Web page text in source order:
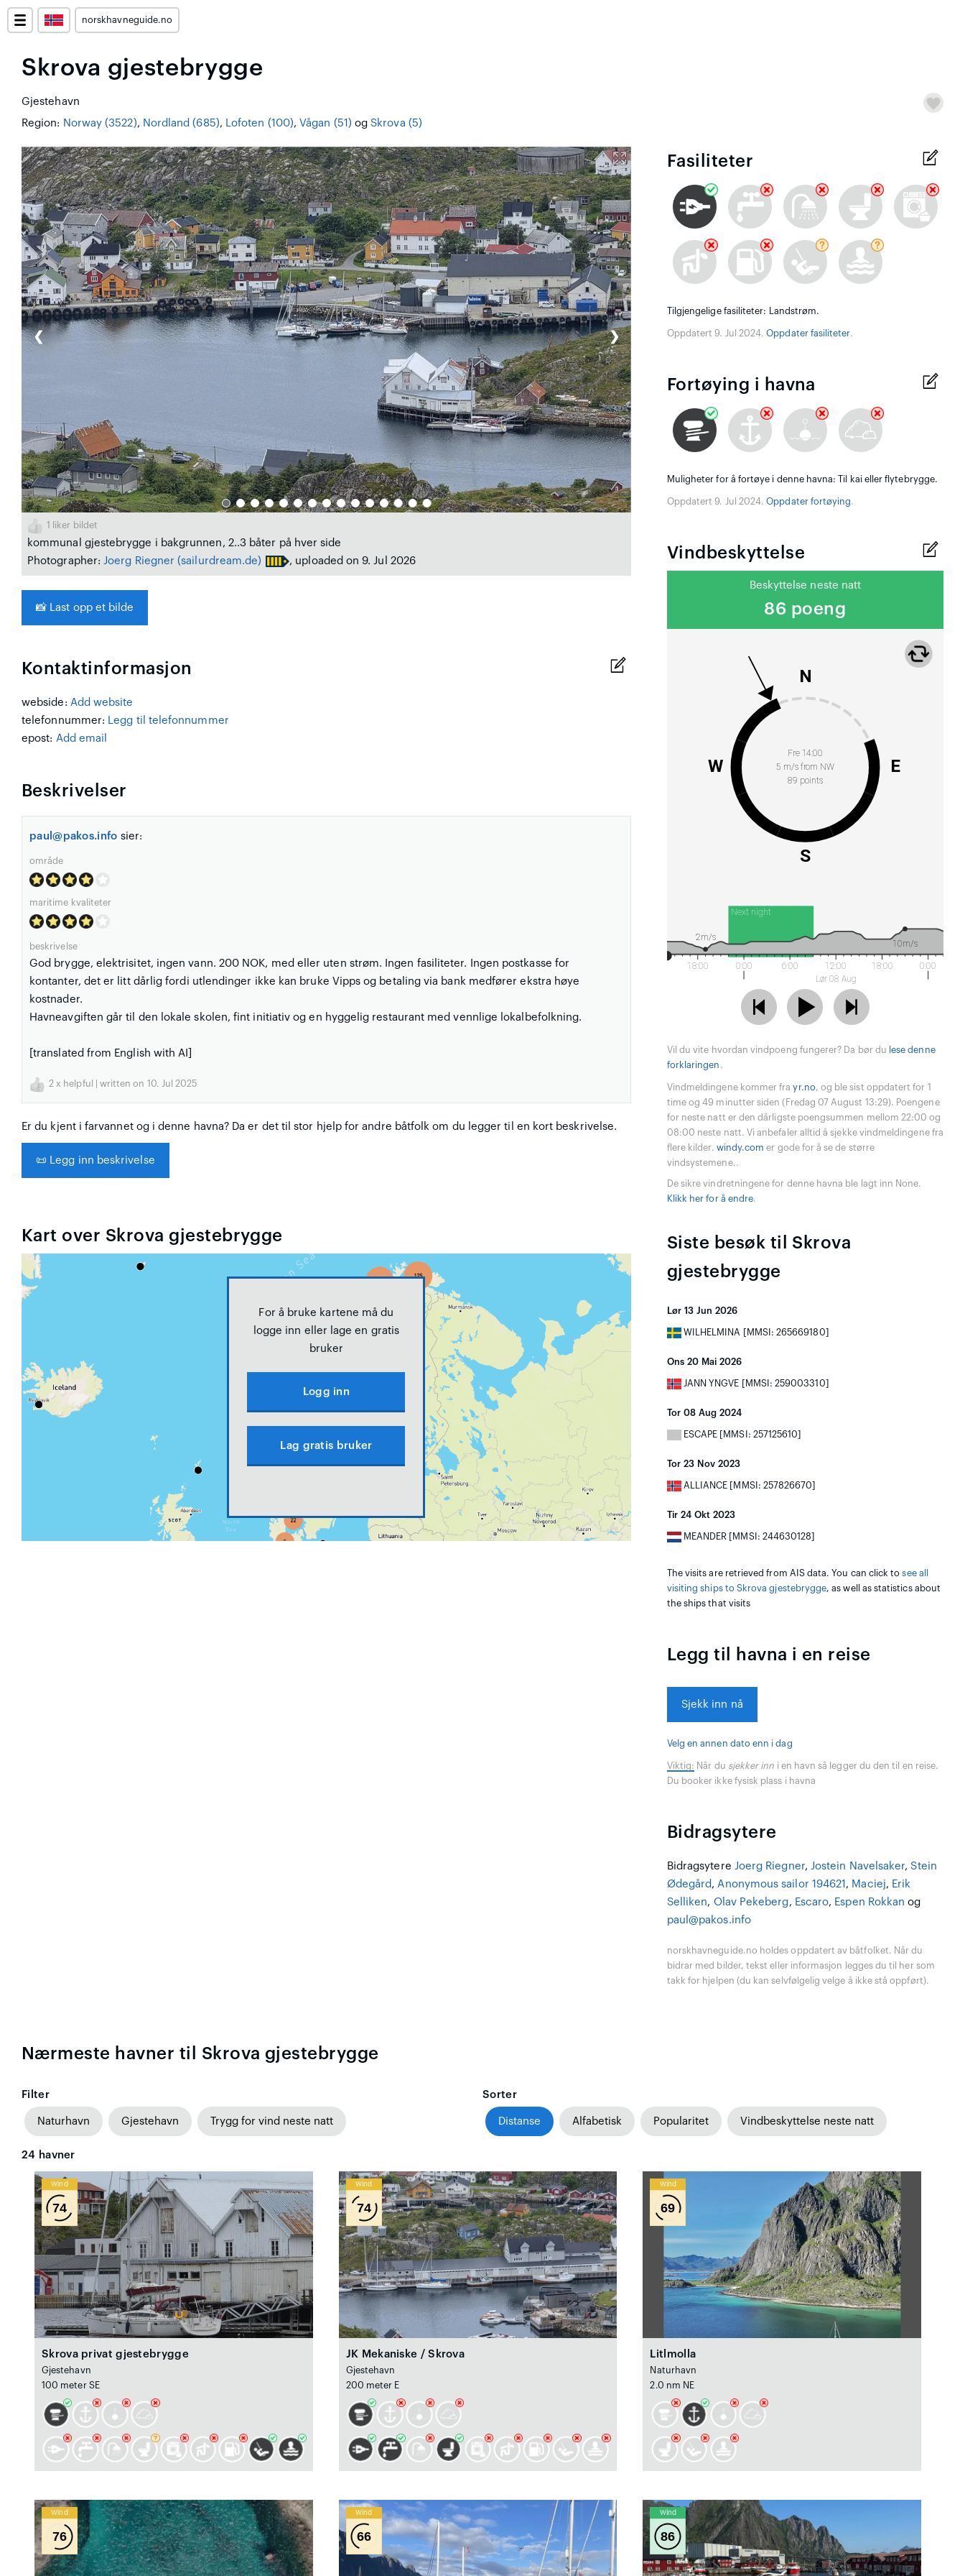
norskhavneguide.no
Skrova gjestebrygge
Gjestehavn
Region: Norway (3522), Nordland (685), Lofoten (100), Vågan (51) og Skrova (5)
❮ ❯
1 liker bildet
kommunal gjestebrygge i bakgrunnen, 2..3 båter på hver side
Photographer:Joerg Riegner (sailurdream.de) , uploaded on 9. Jul 2026
📸 Last opp et bilde
Kontaktinformasjon
webside: Add website
telefonnummer: Legg til telefonnummer
epost: Add email
Beskrivelser
paul@pakos.info sier:
område
maritime kvaliteter
beskrivelse
God brygge, elektrisitet, ingen vann. 200 NOK, med eller uten strøm. Ingen fasiliteter. Ingen postkasse for
kontanter, det er litt dårlig fordi utlendinger ikke kan bruke Vipps og betaling via bank medfører ekstra høye
kostnader.
Havneavgiften går til den lokale skolen, fint initiativ og en hyggelig restaurant med vennlige lokalbefolkning.
[translated from English with AI]
2 x helpful | written on 10. Jul 2025
Er du kjent i farvannet og i denne havna? Da er det til stor hjelp for andre båtfolk om du legger til en kort beskrivelse.
📜 Legg inn beskrivelse
Kart over Skrova gjestebrygge
For å bruke kartene må du
logge inn eller lage en gratis
bruker
Logg inn
Lag gratis bruker
Fasiliteter
Tilgjengelige fasiliteter: Landstrøm.
Oppdatert 9. Jul 2024.Oppdater fasiliteter.
Fortøying i havna
Muligheter for å fortøye i denne havna: Til kai eller flytebrygge.
Oppdatert 9. Jul 2024.Oppdater fortøying.
Vindbeskyttelse
Beskyttelse neste natt
86 poeng
Fre 14:00
5 m/s from NW
89 points
N
E
S
W
Next night
18:00 0:00 6:00
12:00
Lør 08 Aug
18:00 0:00
10m/s
2m/s
Vil du vite hvordan vindpoeng fungerer? Da bør du lese denne
forklaringen .
Vindmeldingene kommer frayr.no, og ble sist oppdatert for 1
time og 49 minutter siden (Fredag 07 August 13:29). Poengene
for neste natt er den dårligste poengsummen mellom 22:00 og
08:00 neste natt. Vi anbefaler alltid å sjekke vindmeldingene fra
flere kilder. windy.com er gode for å se de større
vindsystemene..
De sikre vindretningene for denne havna ble lagt inn None.
Klikk her for å endre.
Siste besøk til Skrova
gjestebrygge
Lør 13 Jun 2026
WILHELMINA [MMSI: 265669180]
Ons 20 Mai 2026
JANN YNGVE [MMSI: 259003310]
Tor 08 Aug 2024
ESCAPE [MMSI: 257125610]
Tor 23 Nov 2023
ALLIANCE [MMSI: 257826670]
Tir 24 Okt 2023
MEANDER [MMSI: 244630128]
The visits are retrieved from AIS data. You can click tosee all
visiting ships to Skrova gjestebrygge, as well as statistics about
the ships that visits
Legg til havna i en reise
Sjekk inn nå
Velg en annen dato enn i dag
Viktig: Når du sjekker inn i en havn så legger du den til en reise.
Du booker ikke fysisk plass i havna
Bidragsytere
Bidragsytere Joerg Riegner, Jostein Navelsaker, Stein
Ødegård , Anonymous sailor 194621 , Maciej, Erik
Selliken, Olav Pekeberg, Escaro, Espen Rokkan og
paul@pakos.info
norskhavneguide.no holdes oppdatert av båtfolket. Når du
bidrar med bilder, tekst eller informasjon legges du til her som
takk for hjelpen (du kan selvfølgelig velge å ikke stå oppført).
Nærmeste havner til Skrova gjestebrygge
Filter
Naturhavn Gjestehavn Trygg for vind neste natt
Sorter
Distanse Alfabetisk Popularitet Vindbeskyttelse neste natt
24 havner
Wind
74
Skrova privat gjestebrygge
Gjestehavn
100 meter SE
Wind
74
JK Mekaniske / Skrova
Gjestehavn
200 meter E
Wind
69
Litlmolla
Naturhavn
2.0 nm NE
Wind
76
Wind
66
Wind
86